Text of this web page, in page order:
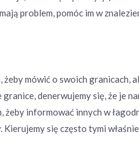
problem, pomóc im w
mówić o swoich granicach,
denerwujemy się, że je
informować innych w
Kierujemy się często tymi